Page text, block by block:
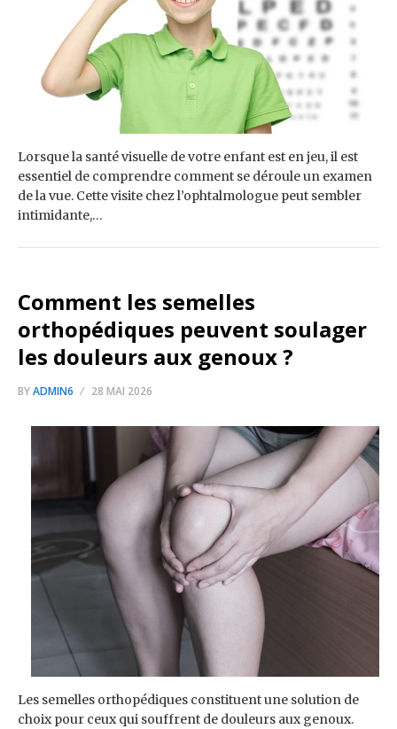
Lorsque la santé visuelle de votre enfant est en jeu, il est
essentiel de comprendre comment se déroule un examen
de la vue. Cette visite chez l’ophtalmologue peut sembler
intimidante,…
Comment les semelles
orthopédiques peuvent soulager
les douleurs aux genoux ?
BYADMIN6 28 MAI 2026
Les semelles orthopédiques constituent une solution de
choix pour ceux qui souffrent de douleurs aux genoux.